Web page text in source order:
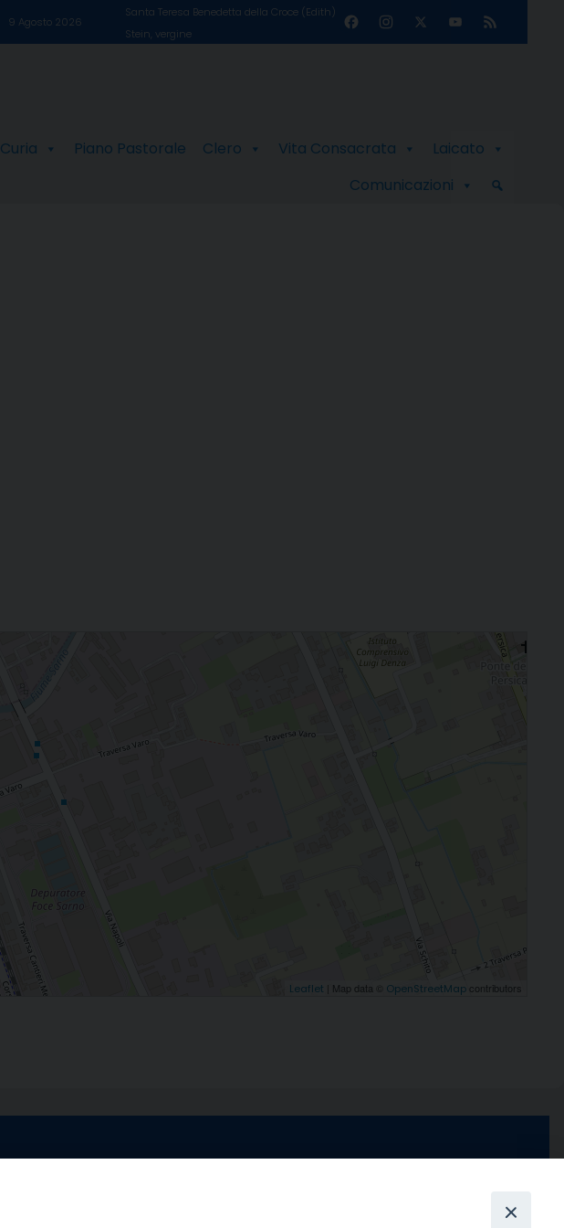
9 Agosto 2026
Santa Teresa Benedetta della Croce (Edith)
Stein, vergine
FacebookInstagram
X
YouTube
Channel
Feed
Curia Piano Pastorale Clero Vita Consacrata
Laicato
Comunicazioni
Leaflet | Map data © OpenStreetMap contributors
YouTube
Channel
Feed